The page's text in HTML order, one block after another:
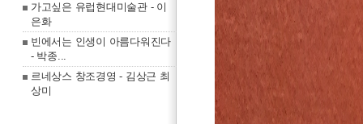
가고싶은 유럽현대미술관 - 이
은화
빈에서는 인생이 아름다워진다
- 박종...
르네상스 창조경영 - 김상근 최
상미